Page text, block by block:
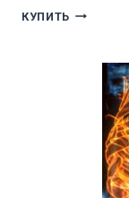
КУПИТЬ БОЙСЯ